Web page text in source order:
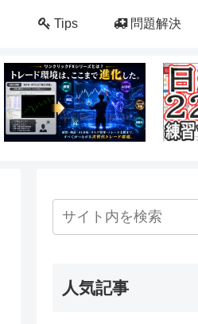
Tips 問題解決
人気記事